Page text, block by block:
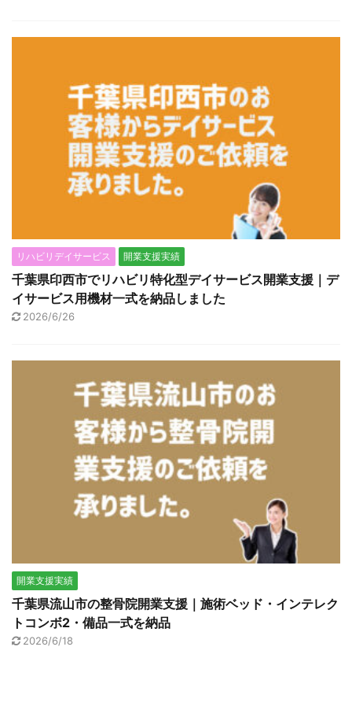
リハビリデイサービス 開業支援実績
千葉県印西市でリハビリ特化型デイサービス開業支援｜デ
イサービス用機材一式を納品しました
2026/6/26
開業支援実績
千葉県流山市の整骨院開業支援｜施術ベッド・インテレク
トコンボ2・備品一式を納品
2026/6/18